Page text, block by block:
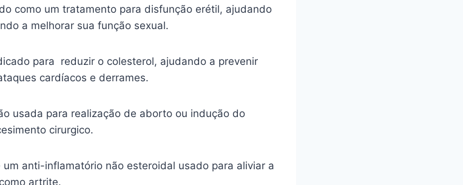
como um tratamento para disfunção erétil, ajudando
a melhorar sua função sexual.
para reduzir o colesterol, ajudando a prevenir
cardíacos e derrames.
usada para realização de aborto ou indução do
cirurgico.
anti-inflamatório não esteroidal usado para aliviar a
artrite.